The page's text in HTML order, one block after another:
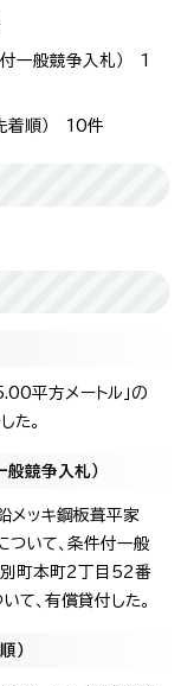
一般競争入札） 1
着順） 10件
平方メートル」の
た。
競争入札）
メッキ鋼板葺平家
ついて、条件付一般
別町本町2丁目52番
て、有償貸付した。
）